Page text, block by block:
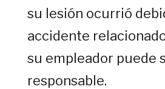
su lesión ocurrió
accidente
su empleador puede
responsable.